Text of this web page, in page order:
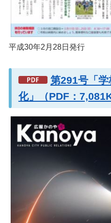
平成30年2月28日発行
第291号「
化」（PDF：